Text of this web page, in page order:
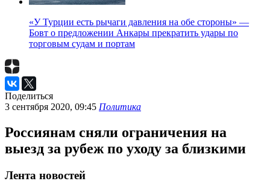
«У Турции есть рычаги давления на обе стороны» —
Бовт о предложении Анкары прекратить удары по
торговым судам и портам
Поделиться
3 сентября 2020, 09:45 Политика
Россиянам сняли ограничения на
выезд за рубеж по уходу за близкими
Лента новостей